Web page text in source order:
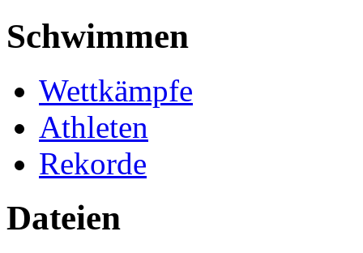
Schwimmen
Wettkämpfe
Athleten
Rekorde
Dateien